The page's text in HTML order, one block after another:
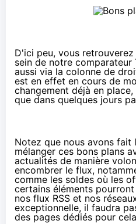
D'ici peu, vous
sein de notre
aussi via la colonne de
est en effet en cours de
changement déjà en
que dans quelques jours
Notez que nous avons fait
mélanger ces bons plans
actualités de manière
encombrer le flux,
comme les soldes où les
certains éléments
nos flux RSS et nos
exceptionnelle, il faudra
des pages dédiés pour